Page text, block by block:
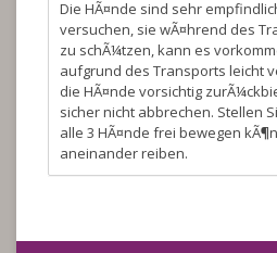
Die HÃ¤nde sind sehr
versuchen, sie wÃ¤hrend des
zu schÃ¼tzen, kann es
aufgrund des Transports leicht
die HÃ¤nde vorsichtig
sicher nicht abbrechen. Stellen
alle 3 HÃ¤nde frei bewegen
aneinander reiben.